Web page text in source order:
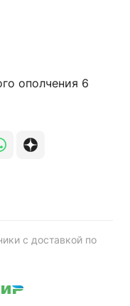
ополчения 6
с доставкой по